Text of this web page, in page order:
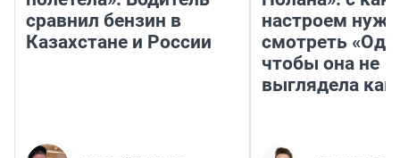
сравнил бензин в
Казахстане и России
настроем
смотреть
чтобы она не
выглядела как